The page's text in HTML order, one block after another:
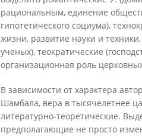
рациональным, единение
гипотетического социума),
жизни, развитие науки и
ученых), теократические
организационная роль
В зависимости от характера
Шамбала, вера в тысячелетнее
литературно-теоретические.
предполагающие не просто